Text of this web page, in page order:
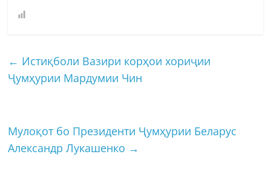
← Истиқболи Вазири корҳои хориҷии
Ҷумҳурии Мардумии Чин
Мулоқот бо Президенти Ҷумҳурии Беларус
Александр Лукашенко →